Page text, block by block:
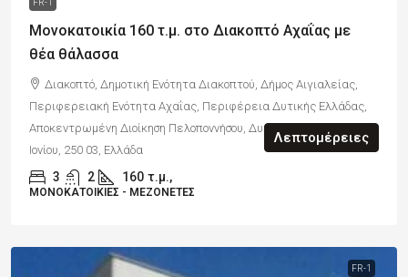
FR-1
Μονοκατοικία 160 τ.μ. στο Διακοπτό Αχαΐας με
θέα θάλασσα
Διακοπτό, Δημοτική Ενότητα Διακοπτού, Δήμος Αιγιαλείας,
Περιφερειακή Ενότητα Αχαΐας, Περιφέρεια Δυτικής Ελλάδας,
Αποκεντρωμένη Διοίκηση Πελοποννήσου, Δυτικής Ελλάδας και
Ιονίου, 250 03, Ελλάδα
3 2 160 τ.μ.,
ΜΟΝΟΚΑΤΟΙΚΊΕΣ - ΜΕΖΟΝΈΤΕΣ
Λεπτομέρειες
FR-1